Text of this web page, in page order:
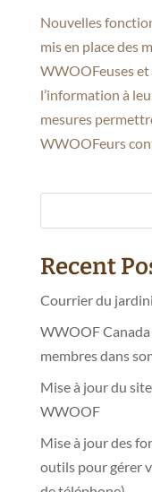
Nouvelles
mis en place des
WWOOFeuses
l’information à
mesures
WWOOFeurs
Recent
Courrier du
WWOOF
membres dans
Mise à jour du
WWOOF
Mise à jour des
outils pour gérer